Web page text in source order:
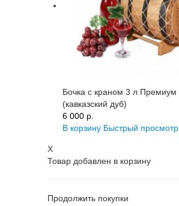
Бочка с краном 3 л Премиум
(кавказский дуб)
6 000 p.
В корзину Быстрый просмотр
X
Товар добавлен в корзину
Продолжить покупки